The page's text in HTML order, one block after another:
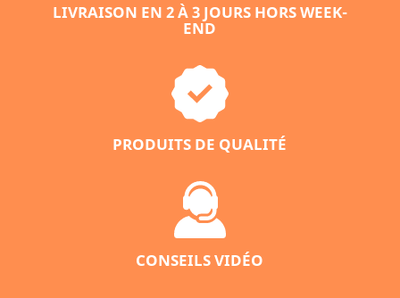
LIVRAISON EN 2 À 3 JOURS HORS WEEK-
END
PRODUITS DE QUALITÉ
CONSEILS VIDÉO